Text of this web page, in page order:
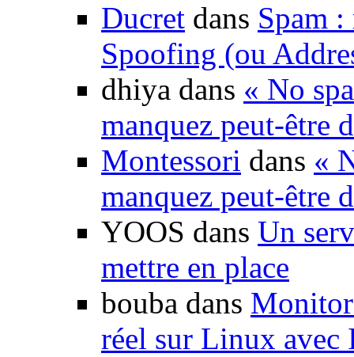
Ducret dans Spam :
Spoofing (ou
dhiya dans « No
manquez peut-être
Montessori dans «
manquez peut-être
YOOS dans Un
mettre en place
bouba dans
réel sur Linux avec